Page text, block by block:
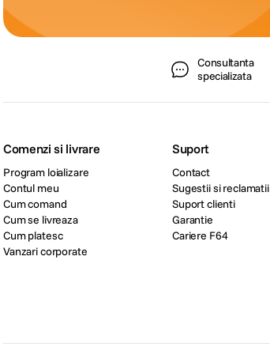
Consultanta
specializata
Comenzi si livrare
Program loializare
Contul meu
Cum comand
Cum se livreaza
Cum platesc
Vanzari corporate
Suport
Contact
Sugestii si reclamatii
Suport clienti
Garantie
Cariere F64